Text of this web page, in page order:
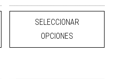
Este producto tiene múltiples
SELECCIONAR
OPCIONES